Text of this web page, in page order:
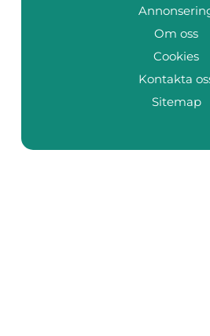
Om oss
Cookies
Kontakta
Sitemap